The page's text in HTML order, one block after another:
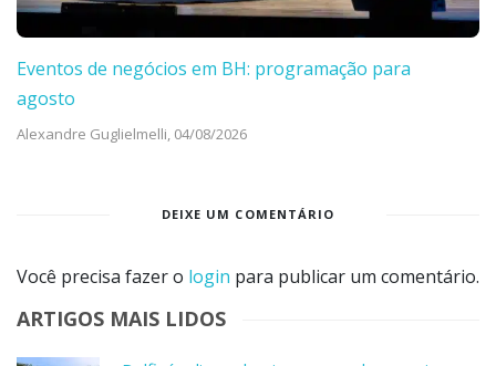
Eventos de negócios em BH: programação para
agosto
Alexandre Guglielmelli, 04/08/2026
DEIXE UM COMENTÁRIO
Você precisa fazer o login para publicar um comentário.
ARTIGOS MAIS LIDOS